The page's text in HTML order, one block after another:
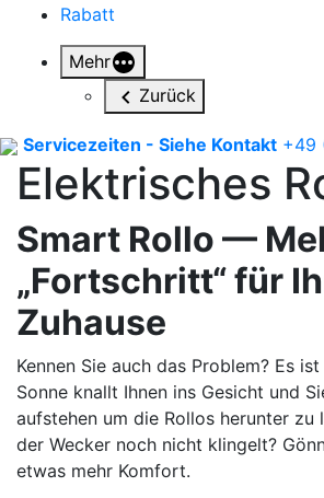
Rabatt
Mehr
Zurück
Servicezeiten - Siehe Kontakt +49
Elektrisches
Smart Rollo —
„Fortschritt“ für
Zuhause
Kennen Sie auch das Problem? Es
Sonne knallt Ihnen ins Gesicht und
aufstehen um die Rollos herunter zu
der Wecker noch nicht klingelt?
etwas mehr Komfort.